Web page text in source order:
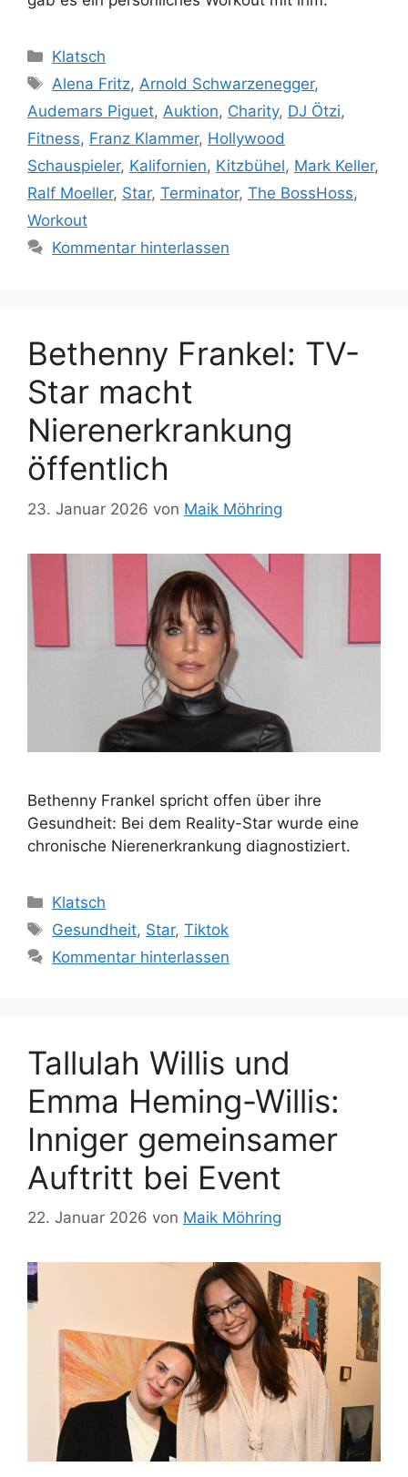
Kategorien
Klatsch
Schlagwörter
Alena Fritz,Arnold Schwarzenegger,
Audemars Piguet, Auktion, Charity, DJ Ötzi,
Fitness, Franz Klammer, Hollywood
Schauspieler, Kalifornien, Kitzbühel, Mark Keller,
Ralf Moeller, Star, Terminator, The BossHoss,
Workout
Kommentar hinterlassen
Bethenny Frankel: TV-
Star macht
Nierenerkrankung
öffentlich
23. Januar 2026 von Maik Möhring
Bethenny Frankel spricht offen über ihre
Gesundheit: Bei dem Reality-Star wurde eine
chronische Nierenerkrankung diagnostiziert.
Kategorien
Klatsch
Schlagwörter
Gesundheit, Star,Tiktok
Kommentar hinterlassen
Tallulah Willis und
Emma Heming-Willis:
Inniger gemeinsamer
Auftritt bei Event
22. Januar 2026 von Maik Möhring